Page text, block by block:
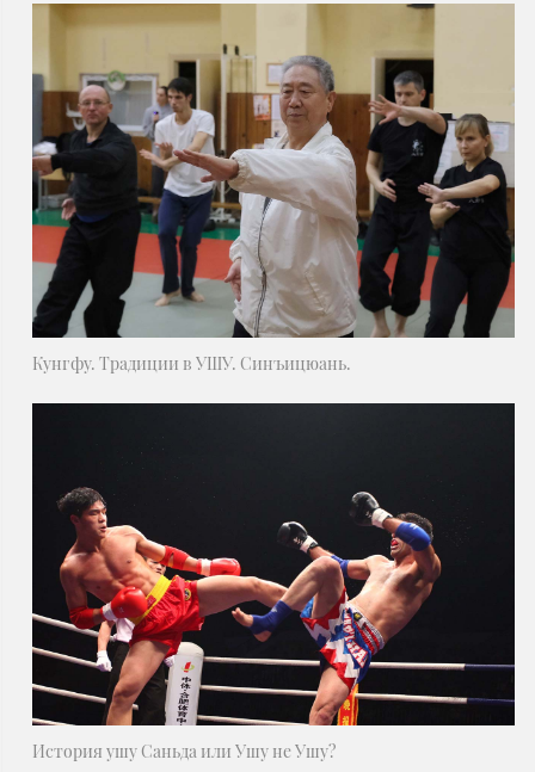
Кунгфу. Традиции в УШУ. Синъицюань.
История ушу Саньда или Ушу не Ушу?